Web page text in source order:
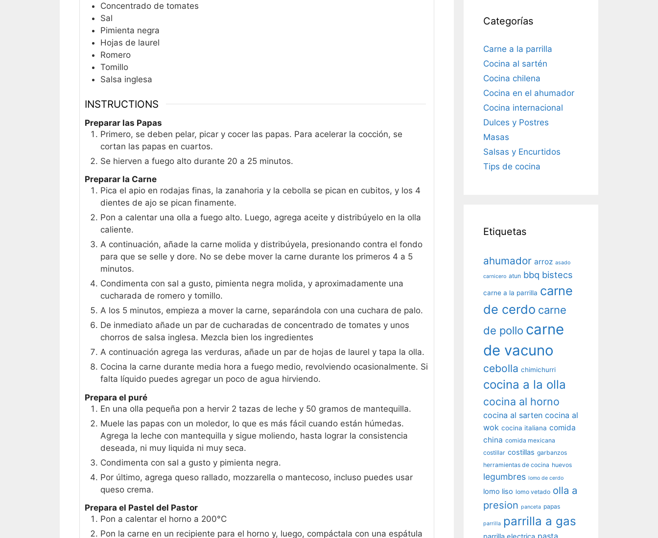
Concentrado de tomates
Sal
Pimienta negra
Hojas de laurel
Romero
Tomillo
Salsa inglesa
INSTRUCTIONS
Preparar las Papas
Primero, se deben pelar, picar y cocer las papas. Para acelerar la cocción, se
cortan las papas en cuartos.
Se hierven a fuego alto durante 20 a 25 minutos.
Preparar la Carne
Pica el apio en rodajas finas, la zanahoria y la cebolla se pican en cubitos, y los 4
dientes de ajo se pican finamente.
Pon a calentar una olla a fuego alto. Luego, agrega aceite y distribúyelo en la olla
caliente.
A continuación, añade la carne molida y distribúyela, presionando contra el fondo
para que se selle y dore. No se debe mover la carne durante los primeros 4 a 5
minutos.
Condimenta con sal a gusto, pimienta negra molida, y aproximadamente una
cucharada de romero y tomillo.
A los 5 minutos, empieza a mover la carne, separándola con una cuchara de palo.
De inmediato añade un par de cucharadas de concentrado de tomates y unos
chorros de salsa inglesa. Mezcla bien los ingredientes
A continuación agrega las verduras, añade un par de hojas de laurel y tapa la olla.
Cocina la carne durante media hora a fuego medio, revolviendo ocasionalmente. Si
falta líquido puedes agregar un poco de agua hirviendo.
Prepara el puré
En una olla pequeña pon a hervir 2 tazas de leche y 50 gramos de mantequilla.
Muele las papas con un moledor, lo que es más fácil cuando están húmedas.
Agrega la leche con mantequilla y sigue moliendo, hasta lograr la consistencia
deseada, ni muy liquida ni muy seca.
Condimenta con sal a gusto y pimienta negra.
Por último, agrega queso rallado, mozzarella o mantecoso, incluso puedes usar
queso crema.
Prepara el Pastel del Pastor
Pon a calentar el horno a 200°C
Pon la carne en un recipiente para el horno y, luego, compáctala con una espátula
Categorías
Carne a la parrilla
Cocina al sartén
Cocina chilena
Cocina en el ahumador
Cocina internacional
Dulces y Postres
Masas
Salsas y Encurtidos
Tips de cocina
Etiquetas
ahumador arroz asado
carnicero atun bbq bistecs
carne a la parrilla carne
de cerdo carne
de pollo carne
de vacuno
cebolla chimichurri
cocina a la olla
cocina al horno
cocina al sarten cocina al
wok cocina italiana comida
china comida mexicana
costillar costillas garbanzos
herramientas de cocina huevos
legumbres lomo de cerdo
lomo liso lomo vetado olla a
presion panceta papas
parrilla parrilla a gas
pasta